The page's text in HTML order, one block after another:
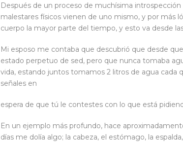
Después de un proceso de muchísima
malestares físicos vienen de uno mismo, y por más
cuerpo la mayor parte del tiempo, y esto va desde
Mi esposo me contaba que descubrió que desde
estado perpetuo de sed, pero que nunca tomaba
vida, estando juntos tomamos 2 litros de agua
señales en
espera de que tú le contestes con lo que está
En un ejemplo más profundo, hace
días me dolía algo; la cabeza, el estómago, la